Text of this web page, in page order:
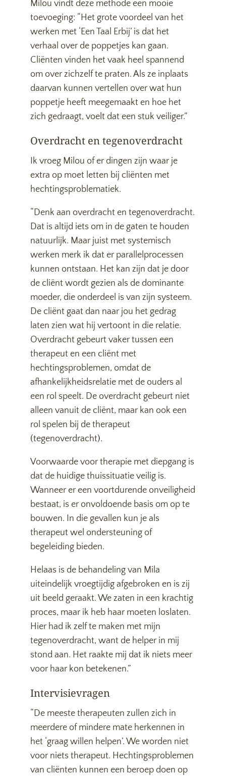
Milou vindt deze methode een mooie
toevoeging: “Het grote voordeel van het
werken met ‘Een Taal Erbij’ is dat het
verhaal over de poppetjes kan gaan.
Cliënten vinden het vaak heel spannend
om over zichzelf te praten. Als ze inplaats
daarvan kunnen vertellen over wat hun
poppetje heeft meegemaakt en hoe het
zich gedraagt, voelt dat een stuk veiliger.”
Overdracht en tegenoverdracht
Ik vroeg Milou of er dingen zijn waar je
extra op moet letten bij cliënten met
hechtingsproblematiek.
“Denk aan overdracht en tegenoverdracht.
Dat is altijd iets om in de gaten te houden
natuurlijk. Maar juist met systemisch
werken merk ik dat er parallelprocessen
kunnen ontstaan. Het kan zijn dat je door
de cliënt wordt gezien als de dominante
moeder, die onderdeel is van zijn systeem.
De cliënt gaat dan naar jou het gedrag
laten zien wat hij vertoont in die relatie.
Overdracht gebeurt vaker tussen een
therapeut en een cliënt met
hechtingsproblemen, omdat de
afhankelijkheidsrelatie met de ouders al
een rol speelt. De overdracht gebeurt niet
alleen vanuit de cliënt, maar kan ook een
rol spelen bij de therapeut
(tegenoverdracht).
Voorwaarde voor therapie met diepgang is
dat de huidige thuissituatie veilig is.
Wanneer er een voortdurende onveiligheid
bestaat, is er onvoldoende basis om op te
bouwen. In die gevallen kun je als
therapeut wel ondersteuning of
begeleiding bieden.
Helaas is de behandeling van Mila
uiteindelijk vroegtijdig afgebroken en is zij
uit beeld geraakt. We zaten in een krachtig
proces, maar ik heb haar moeten loslaten.
Hier had ik zelf te maken met mijn
tegenoverdracht, want de helper in mij
stond aan. Het raakte mij dat ik niets meer
voor haar kon betekenen.”
Intervisievragen
“De meeste therapeuten zullen zich in
meerdere of mindere mate herkennen in
het ‘graag willen helpen’. We worden niet
voor niets therapeut. Hechtingsproblemen
van cliënten kunnen een beroep doen op